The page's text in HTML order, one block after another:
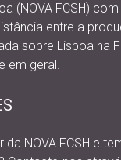
(NOVA FCSH)
entre a
sobre Lisboa na
em geral.
da NOVA FCSH e